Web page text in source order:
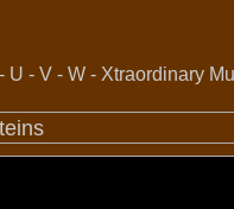
- U - V - W - Xtraordinary